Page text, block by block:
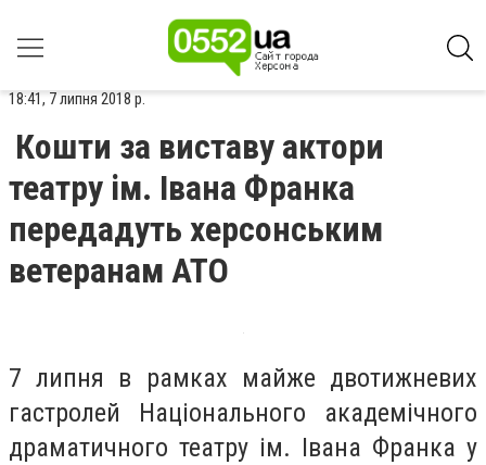
18:41, 7 липня 2018 р.
Кошти за виставу актори
театру ім. Івана Франка
передадуть херсонським
ветеранам АТО
7 липня в рамках майже двотижневих
гастролей Національного академічного
драматичного театру ім. Івана Франка у